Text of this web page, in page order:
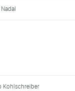
Kohlschreiber